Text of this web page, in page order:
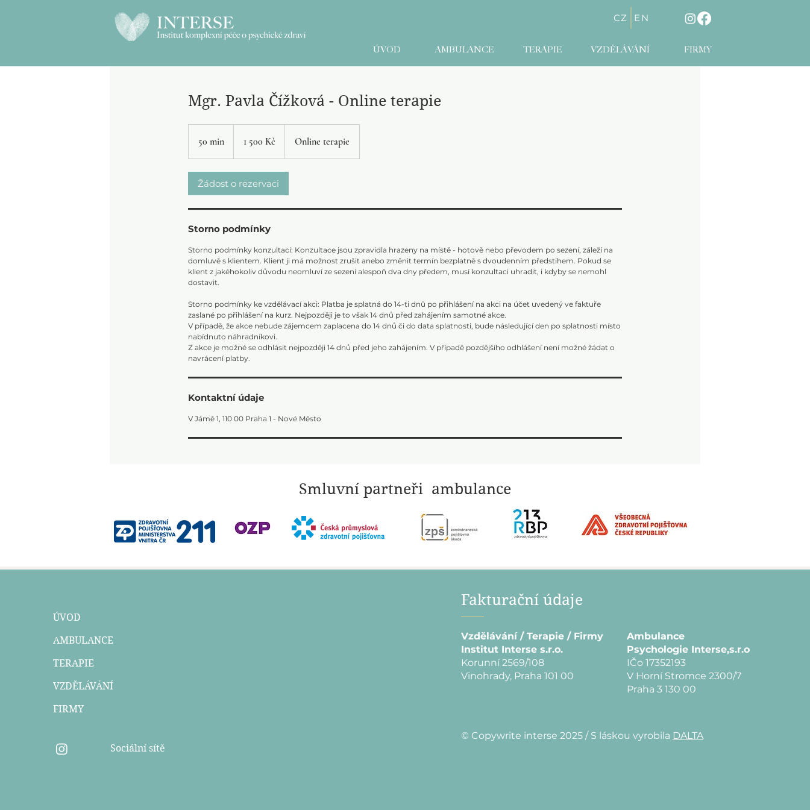
EN
CZ
ÚVOD AMBULANCE TERAPIE VZDĚLÁVÁNÍ FIRMY
Mgr. Pavla Čížková - Online terapie
50 min
0
m
i
korun1 500 Kč Online terapie
Žádost o rezervaci
Storno podmínky
Storno podmínky konzultací: Konzultace jsou zpravidla hrazeny na místě - hotově nebo převodem po sezení, záleží na
domluvě s klientem. Klient ji má možnost zrušit anebo změnit termín bezplatně s dvoudenním předstihem. Pokud se
klient z jakéhokoliv důvodu neomluví ze sezení alespoň dva dny předem, musí konzultaci uhradit, i kdyby se nemohl
dostavit.
Storno podmínky ke vzdělávací akci: Platba je splatná do 14-ti dnů po přihlášení na akci na účet uvedený ve faktuře
zaslané po přihlášení na kurz. Nejpozději je to však 14 dnů před zahájením samotné akce.
V případě, že akce nebude zájemcem zaplacena do 14 dnů či do data splatnosti, bude následující den po splatnosti místo
nabídnuto náhradníkovi.
Z akce je možné se odhlásit nejpozději 14 dnů před jeho zahájením. V případě pozdějšího odhlášení není možné žádat o
Kontaktní údaje
V Jámě 1, 110 00 Praha 1 - Nové Město
Smluvní partneři ambulance
ÚVOD
AMBULANCE
TERAPIE
VZDĚLÁVÁNÍ
FIRMY
Sociální sítě
Fakturační údaje
Vzdělávání / Terapie / Firmy
Institut Interse s.r.o.
Korunní 2569/108
Vinohrady, Praha 101 00
Ambulance
Psychologie Interse,s.r.o
IČo 17352193
V Horní Stromce 2300/7
Praha 3 130 00
© Copywrite interse 2025 / S láskou vyrobila DALTA